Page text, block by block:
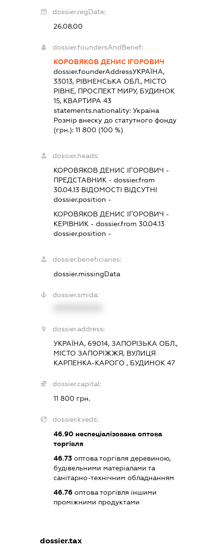
dossier.regDate:
26.08.00
dossier.foundersAndBenef:
КОРОВЯКОВ ДЕНИС ІГОРОВИЧ
dossier.founderAddressУКРАЇНА,
33013, РІВНЕНСЬКА ОБЛ., МІСТО
РІВНЕ, ПРОСПЕКТ МИРУ, БУДИНОК
15, КВАРТИРА 43
statements.nationality:Україна
Розмір внеску до статутного фонду
(грн.):11 800 (100 %)
dossier.heads:
КОРОВЯКОВ ДЕНИС ІГОРОВИЧ -
ПРЕДСТАВНИК - dossier.from
30.04.13 ВІДОМОСТІ ВІДСУТНІ
dossier.position -
КОРОВЯКОВ ДЕНИС ІГОРОВИЧ -
КЕРІВНИК - dossier.from 30.04.13
dossier.position -
dossier.beneficiaries:
dossier.missingData
dossier.smida:
dossier.address:
УКРАЇНА, 69014, ЗАПОРІЗЬКА ОБЛ.,
МІСТО ЗАПОРІЖЖЯ, ВУЛИЦЯ
КАРПЕНКА-КАРОГО , БУДИНОК 47
dossier.capital:
11 800 грн.
dossier.kveds:
46.90 неспеціалізована оптова
торгівля
46.73 оптова торгівля деревиною,
будівельними матеріалами та
санітарно-технічним обладнанням
46.76 оптова торгівля іншими
проміжними продуктами
dossier.tax